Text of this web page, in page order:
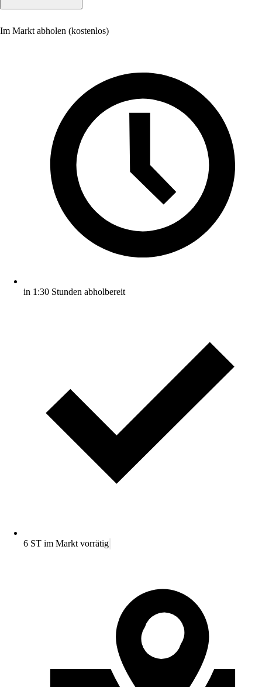
Im Markt abholen (kostenlos)
in 1:30 Stunden abholbereit
6 ST im Markt vorrätig